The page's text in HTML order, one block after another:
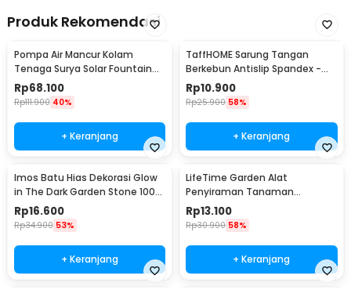
Produk Rekomendasi
Pompa Air Mancur Kolam
Tenaga Surya Solar Fountain
7V 1.5W 200L/H - GY-D-001
Rp68.100
Rp111.900 40%
+ Keranjang
TaffHOME Sarung Tangan
Berkebun Antislip Spandex -
CZ-0146
Rp10.900
Rp25.900 58%
+ Keranjang
Imos Batu Hias Dekorasi Glow
in The Dark Garden Stone 100
PCS - HC0043
Rp16.600
Rp34.900 53%
+ Keranjang
LifeTime Garden Alat
Penyiraman Tanaman
Otomatis Micro Drip 2 PCS -
95109
Rp13.100
Rp30.900 58%
+ Keranjang